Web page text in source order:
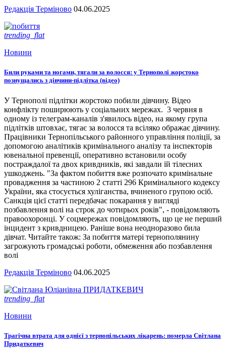
Редакція Терміново 04.06.2025
trending_flat
Новини
Били руками та ногами, тягали за волосся: у Тернополі жорстоко
познущались з дівчини-підлітка (відео)
У Тернополі підлітки жорстоко побили дівчину. Відео
конфлікту поширюють у соціальних мережах. 3 червня в
одному із телеграм-каналів з'явилось відео, на якому група
підлітків штовхає, тягає за волосся та всіляко ображає дівчину.
Працівники Тернопільського районного управління поліції, за
допомогою аналітиків кримінального аналізу та інспекторів
ювенальної превенції, оперативно встановили особу
постраждалої та двох кривдників, які завдали їй тілесних
ушкоджень. "За фактом побиття вже розпочато кримінальне
провадження за частиною 2 статті 296 Кримінального кодексу
України, яка стосується хуліганства, вчиненого групою осіб.
Санкція цієї статті передбачає покарання у вигляді
позбавлення волі на строк до чотирьох років", - повідомляють
правоохоронці. У соцмережах повідомляють, що це не перший
інцидент з кривдницею. Раніше вона неодноразово била
дівчат. Читайте також: За побиття матері тернополянину
загрожують громадські роботи, обмеження або позбавлення
волі
Редакція Терміново 04.06.2025
trending_flat
Новини
Трагічна втрата для однієї з тернопільських лікарень: померла Світлана
Придаткевич